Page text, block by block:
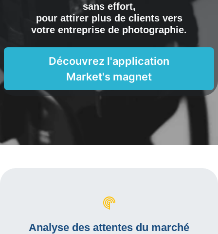
sans effort,
pour attirer plus de clients vers
votre entreprise de photographie.
Découvrez l'application
Market's magnet
Analyse des attentes du marché